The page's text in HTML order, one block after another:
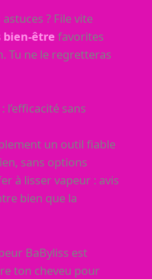
? File vite
être favorites
Tu ne le regretteras
l’efficacité sans
un outil fiable
sans options
à lisser vapeur : avis
bien que la
BaByliss est
ton cheveu pour